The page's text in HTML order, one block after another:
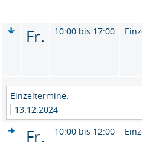
Fr. 10:00 bis 17:00
Einzeltermine:
13.12.2024
Fr. 10:00 bis 12:00